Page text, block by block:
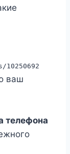
ваш
телефона